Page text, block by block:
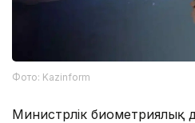
Фото: Kazinform
Министрлік биометриялық